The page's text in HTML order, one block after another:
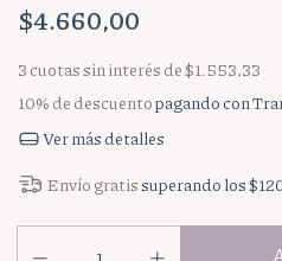
$4.660,00
3 cuotas sin interés de$1.553,33
10% de descuentopagando con
Ver más detalles
Envío gratissuperando los